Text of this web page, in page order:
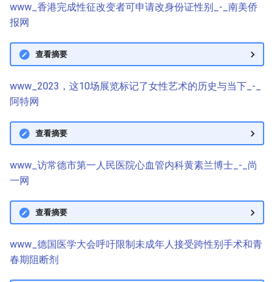
www_香港完成性征改变者可申请改身份证性别_-_南美侨
报网
查看摘要
www_2023，这10场展览标记了女性艺术的历史与当下_-_
阿特网
查看摘要
www_访常德市第一人民医院心血管内科黄素兰博士_-_尚
一网
查看摘要
www_德国医学大会呼吁限制未成年人接受跨性别手术和青
春期阻断剂